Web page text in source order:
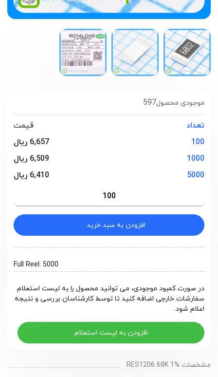
597موجودی محصول
تعداد
قیمت
100
6,657 ریال
1000
6,509 ریال
5000
6,410 ریال
افزودن به سبد خرید
Full Reel: 5000
در صورت کمبود موجودی، می توانید محصول را به لیست استعلام
سفارشات خارجی اضافه کنید تا توسط کارشناسان بررسی و نتیجه
اعلام شود.
افزودن به لیست استعلام
مشخصات RES1206 68K 1%